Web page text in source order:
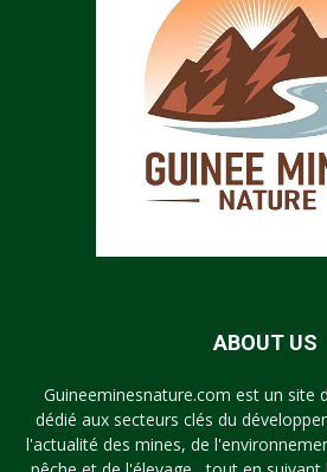
ABOUT US
Guineeminesnature.com est un site
dédié aux secteurs clés du
l'actualité des mines, de